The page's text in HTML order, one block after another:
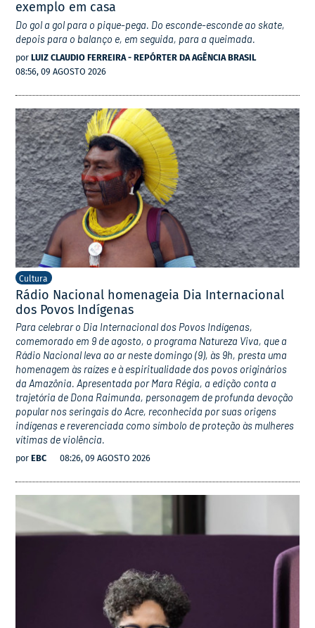
exemplo em casa
Do gol a gol para o pique-pega. Do esconde-esconde ao skate,
depois para o balanço e, em seguida, para a queimada.
por LUIZ CLAUDIO FERREIRA - REPÓRTER DA AGÊNCIA BRASIL
08:56, 09 AGOSTO 2026
Cultura
Rádio Nacional homenageia Dia Internacional
dos Povos Indígenas
Para celebrar o Dia Internacional dos Povos Indígenas,
comemorado em 9 de agosto, o programa Natureza Viva, que a
Rádio Nacional leva ao ar neste domingo (9), às 9h, presta uma
homenagem às raízes e à espiritualidade dos povos originários
da Amazônia. Apresentada por Mara Régia, a edição conta a
trajetória de Dona Raimunda, personagem de profunda devoção
popular nos seringais do Acre, reconhecida por suas origens
indígenas e reverenciada como símbolo de proteção às mulheres
vítimas de violência.
por EBC 08:26, 09 AGOSTO 2026